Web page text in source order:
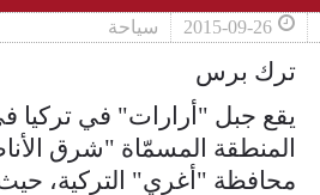
2015-09-26 سياحة
ترك برس
يقع جبل "أرارات" في تركيا
المنطقة المسمّاة "شرق
محافظة "أغري" التركية، حيث